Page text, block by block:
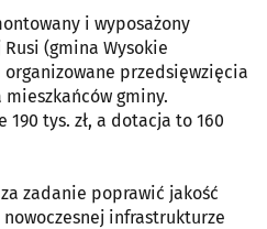
i wyposażony
(gmina Wysokie
przedsięwzięcia
gminy.
tys. zł, a dotacja to 160
zadanie poprawić jakość
infrastrukturze